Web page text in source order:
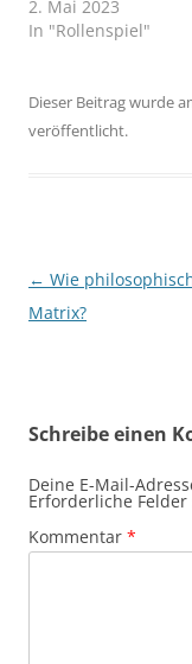
2. Mai 2023
In "Rollenspiel"
Dieser Beitrag wurde
veröffentlicht.
Beitragsnavigation
← Wie
Matrix?
Schreibe einen
Deine E-Mail-
Erforderliche
Kommentar *